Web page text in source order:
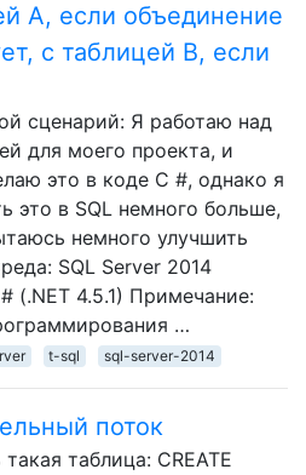
A, если объединение
с таблицей B, если
сценарий: Я работаю над
для моего проекта, и
это в коде C #, однако я
это в SQL немного больше,
немного улучшить
SQL Server 2014
(.NET 4.5.1) Примечание:
…
t-sql sql-server-2014
поток
таблица: CREATE